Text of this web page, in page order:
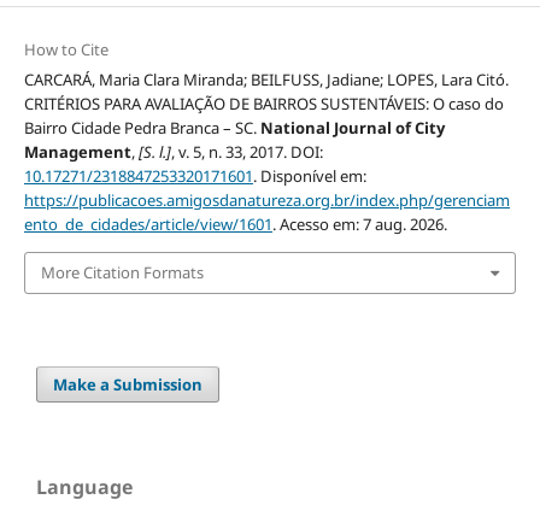
How to Cite
CARCARÁ, Maria Clara Miranda; BEILFUSS, Jadiane; LOPES, Lara Citó.
CRITÉRIOS PARA AVALIAÇÃO DE BAIRROS SUSTENTÁVEIS: O caso do
Bairro Cidade Pedra Branca – SC. National Journal of City
Management,[S. l.], v. 5, n. 33, 2017. DOI:
10.17271/2318847253320171601. Disponível em:
https://publicacoes.amigosdanatureza.org.br/index.php/gerenciam
ento_de_cidades/article/view/1601. Acesso em: 7 aug. 2026.
More Citation Formats
Make a Submission
Language